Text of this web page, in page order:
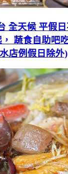
全天候 平假
蔬食自助吧
店例假日除外)